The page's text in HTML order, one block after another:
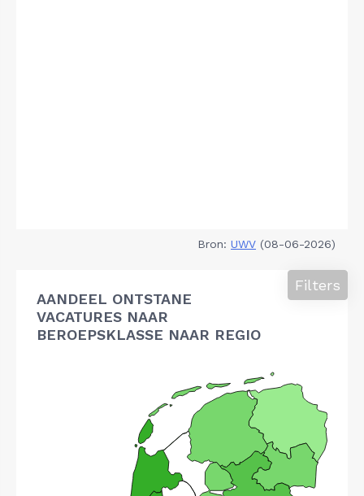
Bron: UWV (08-06-2026)
AANDEEL ONTSTANE
VACATURES NAAR
BEROEPSKLASSE NAAR REGIO
Filters